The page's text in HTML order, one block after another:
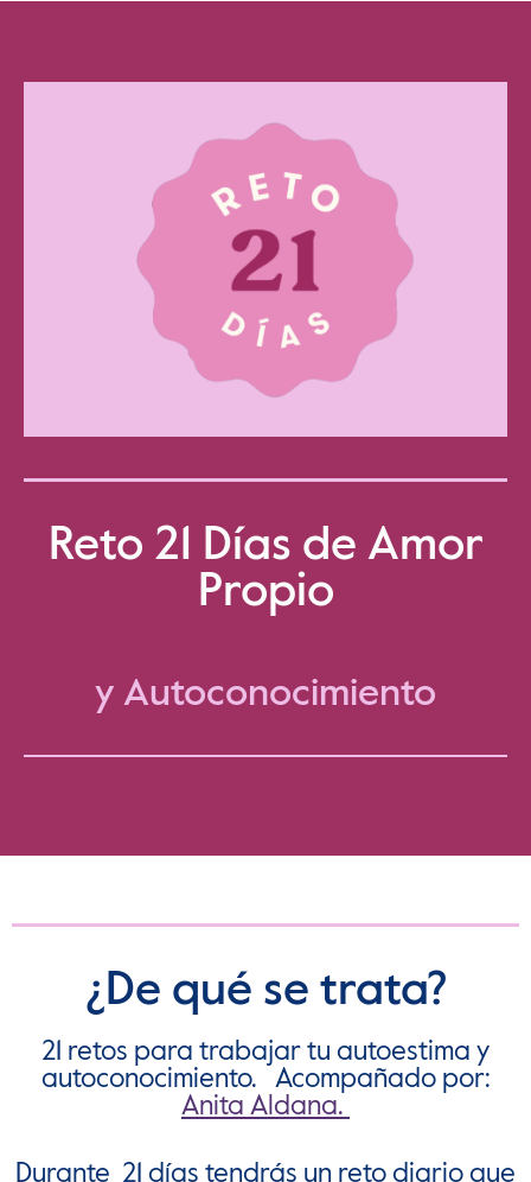
Reto 21 Días de Amor
Propio
y Autoconocimiento
¿De qué se trata?
21 retos para trabajar tu autoestima y
autoconocimiento. Acompañado por:
Anita Aldana.
Durante 21 días tendrás un reto diario que